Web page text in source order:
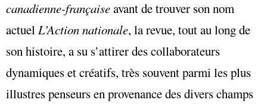
canadienne-françaiseavant de trouver son nom
actuelL’Action nationale, la revue, tout au long de
son histoire, a su s’attirer des collaborateurs
dynamiques et créatifs, très souvent parmi les plus
illustres penseurs en provenance des divers champs